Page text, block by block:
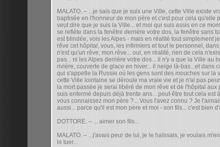
MALATO. – ...je sais que je suis une Ville, cette Ville existe
baptisée en l'honneur de mon père et c'est pour cela qu'elle
veut dire que je suis la Ville... et moi qui suis assis en ce
se reflète dans la fenêtre derrière votre dos, la fenêtre sans
est blindée, vois les Alpes - mais en réalité tout simplement
rêve cet hôpital, vous, les infirmiers et tout le personnel,
n'est qu'un rêve, mon rêve... oui, en réalité, rien de cela
pas... ni les Alpes derrière votre dos... il n'y a que la Ville au
rivière, couverte de glace en hiver... il neige là-bas...et dans
qui s'appelle la Russie où les gens sont des mouches sur la
cette Ville lointaine se déroule ma vraie vie et je n'ai pas
la mort passée je serai libéré de mon rêve et de l'hôpital aux
suis enfermé depuis déjà trente ans... peut-être tout cela est
vous connaissez mon père ?... Vous l'avez connu ? Je
aussi... parce qu'il est mon père et moi - son fils... c'est bien
DOTTORE. – ... aimer son fils...
MALATO. – ...j'avais peur de lui, je le haïssais, je voulais
le tuer...